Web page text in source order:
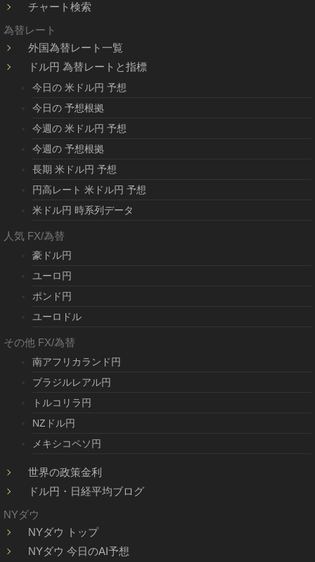
チャート検索
為替レート
外国為替レート一覧
ドル円 為替レートと指標
今日の 米ドル円 予想
今日の 予想根拠
今週の 米ドル円 予想
今週の 予想根拠
長期 米ドル円 予想
円高レート 米ドル円 予想
米ドル円 時系列データ
人気 FX/為替
豪ドル円
ユーロ円
ポンド円
ユーロドル
その他 FX/為替
南アフリカランド円
ブラジルレアル円
トルコリラ円
NZドル円
メキシコペソ円
世界の政策金利
ドル円・日経平均ブログ
NYダウ
NYダウ トップ
NYダウ 今日のAI予想